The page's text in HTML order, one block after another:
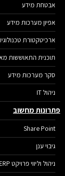
אבטחת מידע
אפיון מערכות מידע
ארכיטקטורת טכנולוגיות
תוכנית התאוששות מאסון
סקר מערכות מידע
ניהול IT
מחשוב
Share Point
גיבוי ענן
ניהול וליווי פרויקט ERP